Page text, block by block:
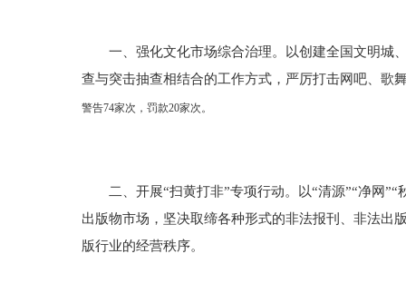
一、强化文化市场综合治理。以创建全国文明城、
查与突击抽查相结合的工作方式，严厉打击网吧、歌
警告74家次，罚款20家次。
二、开展“扫黄打非”专项行动。以“清源”“净网”“
出版物市场，坚决取缔各种形式的非法报刊、非法出
版行业的经营秩序。